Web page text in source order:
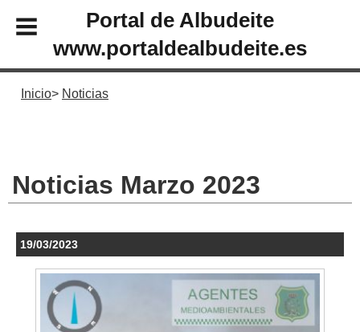
Portal de Albudeite
www.portaldealbudeite.es
Inicio Noticias
Noticias Marzo 2023
19/03/2023